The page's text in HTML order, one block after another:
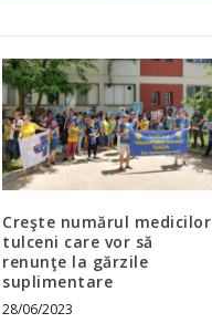
Creşte numărul medicilor
tulceni care vor să
renunţe la gărzile
suplimentare
28/06/2023